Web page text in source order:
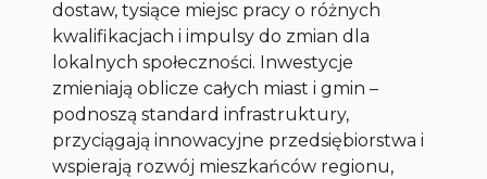
dostaw, tysiące miejsc pracy o różnych
kwalifikacjach i impulsy do zmian dla
lokalnych społeczności. Inwestycje
zmieniają oblicze całych miast i gmin –
podnoszą standard infrastruktury,
przyciągają innowacyjne przedsiębiorstwa i
wspierają rozwój mieszkańców regionu,